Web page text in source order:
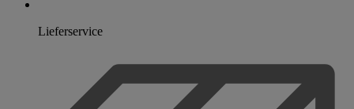
Lieferservice